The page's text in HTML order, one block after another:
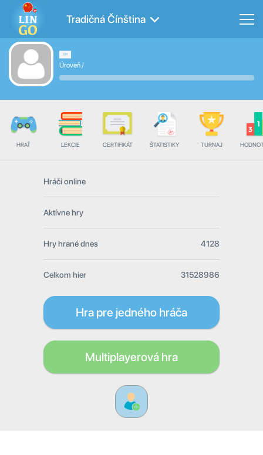
Tradičná Čínština
Úroveň/
HRAŤ LEKCIE CERTIFIKÁT ŠTATISTIKY TURNAJ
Hráči online
Aktívne hry
Hry hrané dnes 4128
Celkom hier 31528986
Hra pre jedného hráča
Multiplayerová hra